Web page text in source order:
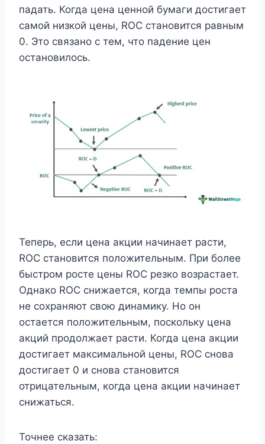
падать. Когда цена ценной бумаги достигает
самой низкой цены, ROC становится равным
0. Это связано с тем, что падение цен
остановилось.
Теперь, если цена акции начинает расти,
ROC становится положительным. При более
быстром росте цены ROC резко возрастает.
Однако ROC снижается, когда темпы роста
не сохраняют свою динамику. Но он
остается положительным, поскольку цена
акций продолжает расти. Когда цена акции
достигает максимальной цены, ROC снова
достигает 0 и снова становится
отрицательным, когда цена акции начинает
снижаться.
Точнее сказать: